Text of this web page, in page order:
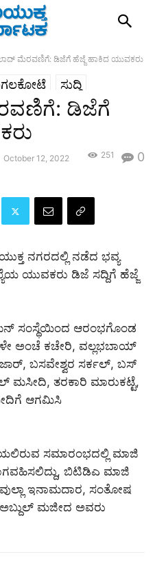
ಮೆರವಣಿಗೆ: ಡಿಜೆಗೆ ಹೆಜ್ಜೆ ಹಾಕಿದ ಯುವಕರು
ಸುದ್ದಿ
ಡಿಜೆಗೆ
October 12, 2022 0
251
ನಗರದಲ್ಲಿ ನಡೆದ ಭವ್ಯ
ಯುವಕರು ಡಿಜೆ ಸದ್ದಿಗೆ ಹೆಜ್ಜೆ
ಸಂಸ್ಥೆಯಿಂದ ಆರಂಭಗೊಂಡ
ಅಂಚೆ ಕಚೇರಿ, ವಲ್ಲಭಬಾಯ್
ಬಸವೇಶ್ವರ ಸರ್ಕಲ್, ಬಸ್
ಮಸೀದಿ, ತರಕಾರಿ ಮಾರುಕಟ್ಟೆ,
ಆಗಮಿಸಿ
ಸಮಾರಂಭದಲ್ಲಿ ಮಾಜಿ
ಬಿಟಿಡಿಎ ಮಾಜಿ
ಇನಾಮದಾರ, ಸಂತೋಷ
ಮಜೀದ ಅವರು